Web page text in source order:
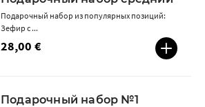
28,00 €
Подарочный набор из популярных позиций:
Зефир с ...
Подарочный набор №1